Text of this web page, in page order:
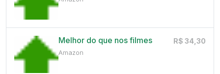
Melhor do que nos filmes
Amazon
R$ 34,30